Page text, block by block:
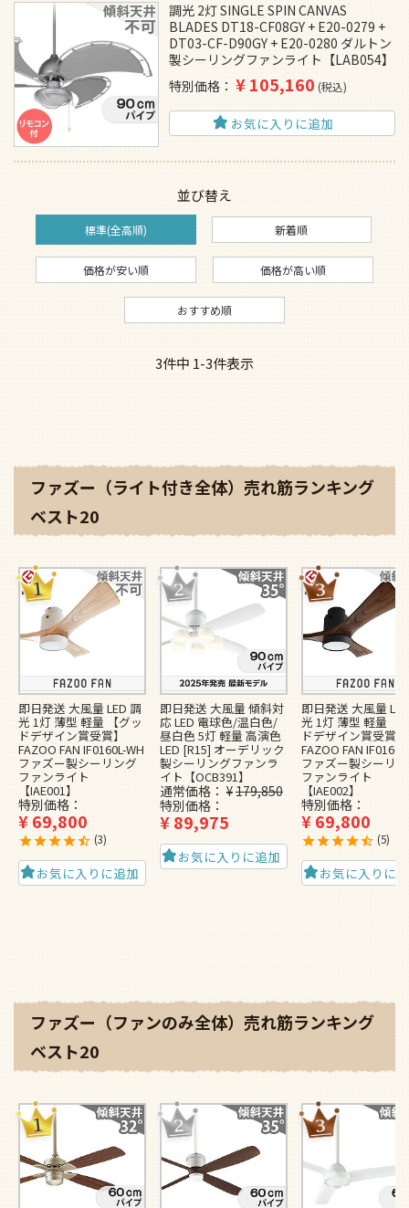
調光 2灯 SINGLE SPIN CANVAS
BLADES DT18-CF08GY + E20-0279 +
DT03-CF-D90GY + E20-0280 ダルトン
製シーリングファンライト【LAB054】
特別価格
¥105,160 税込
お気に入りに追加
並び替え
標準(全高順) 新着順
価格が安い順 価格が高い順
おすすめ順
3件中 1-3件表示
ファズー（ライト付き全体）売れ筋ランキング
ベスト20
即日発送 大風量 LED 調
光 1灯 薄型 軽量 【グッ
ドデザイン賞受賞】
FAZOO FAN IF0160L-WH
ファズー製シーリング
ファンライト
【IAE001】
特別価格
¥69,800
3
お気に入りに追加
即日発送 大風量 傾斜対
応 LED 電球色/温白色/
昼白色 5灯 軽量 高演色
LED [R15] オーデリック
製シーリングファンラ
イト【OCB391】
通常価格 ¥179,850
特別価格
¥89,975
お気に入りに追加
即日発送 大風量
光 1灯 薄型 軽量 【
ドデザイン賞受賞】
FAZOO FAN
ファズー製シーリ
ファンライト
【IAE002】
特別価格
¥69,800
5
お気に入りに
ファズー（ファンのみ全体）売れ筋ランキング
ベスト20